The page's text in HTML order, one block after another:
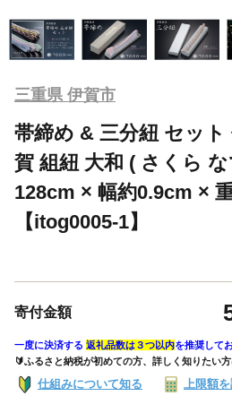
三重県 伊賀市
帯締め & 三分紐 セット
賀 組紐 大和 ( さくら
128cm × 幅約0.9cm ×
【itog0005-1】
寄付金額
一度に決済する 返礼品数は３つ以内を推奨して
🔰ふるさと納税が初めての方、詳しく知りたい
仕組みについて知る 上限額